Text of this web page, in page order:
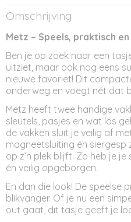
Productcode
AT12344
Afmetingen (l,b,h)
Omschrijving
Metz – Speels, praktisch
Ben je op zoek naar een
uitziet, maar ook nog eens
nieuwe favoriet! Dit
onderweg en voegt nét dat
Metz heeft twee handige
sleutels, pasjes en wat los
de vakken sluit je veilig af
magneetsluiting én
op z’n plek blijft. Zo heb je
én veilig opgeborgen.
En dan die look! De speelse
blikvanger. Of je nu een
out gaat, dit tasje geeft je